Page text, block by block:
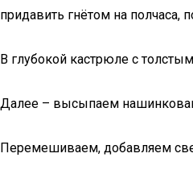
придавить гнётом на полчаса,
В глубокой кастрюле с
Далее – высыпаем
Перемешиваем, добавляем